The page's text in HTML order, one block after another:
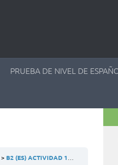
PRUEBA DE NIVEL DE
B2 (ES) ACTIVIDAD 11.1.4